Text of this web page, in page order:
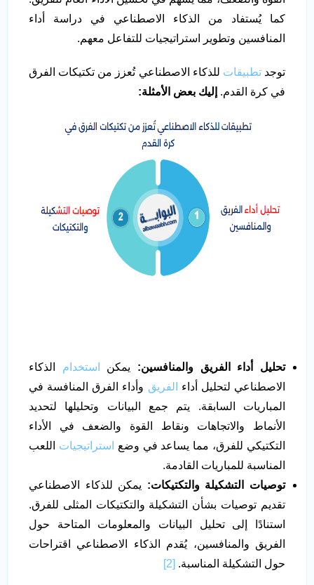
كما يُستفاد من الذكاء الاصطناعي في دراسة أداء
المنافسين وتطوير استراتيجيات للتفاعل معهم.
توجدتطبيقات للذكاء الاصطناعي تُعزز من تكتيكات الفرق
في كرة القدم. إليك بعض الأمثلة:
تحليل أداء الفريق والمنافسين: يمكن استخدام الذكاء
الاصطناعي لتحليل أداء
الفريق وأداء الفرق المنافسة في
المباريات السابقة. يتم جمع البيانات وتحليلها لتحديد
الأنماط والاتجاهات ونقاط القوة والضعف في الأداء
التكتيكي للفرق، مما يساعد في وضع
استراتيجيات اللعب
المناسبة للمباريات القادمة.
توصيات التشكيلة والتكتيكات: يمكن للذكاء الاصطناعي
تقديم توصيات بشأن التشكيلة والتكتيكات المثلى للفرق.
استنادًا إلى تحليل البيانات والمعلومات المتاحة حول
الفريق والمنافسين، يُقدم الذكاء الاصطناعي اقتراحات
حول التشكيلة المناسبة. [2]